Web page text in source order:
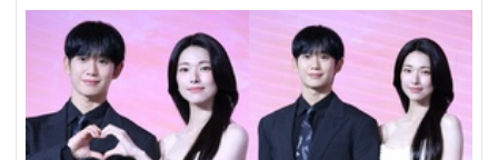
等愛豆登場